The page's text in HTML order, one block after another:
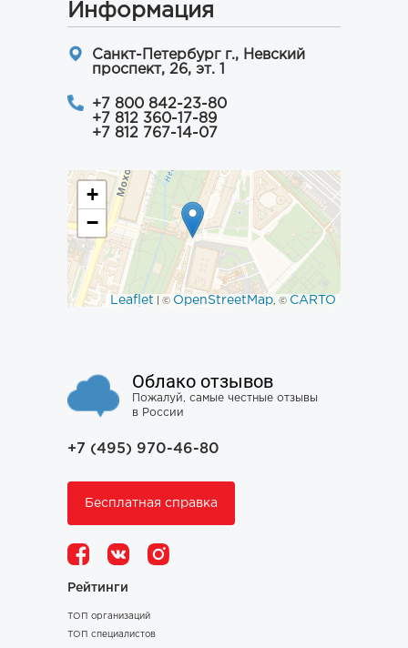
Информация
Санкт-Петербург г., Невский
проспект, 26, эт. 1
+7 800 842-23-80
+7 812 360-17-89
+7 812 767-14-07
+
−
Leaflet | © OpenStreetMap, © CARTO
Облако отзывов
Пожалуй, самые честные отзывы
в России
+7 (495) 970-46-80
Бесплатная справка
Рейтинги
ТОП организаций
ТОП специалистов